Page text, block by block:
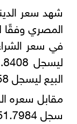
شهد سعر
المصري وفقًا
البيع ليسجل 52.1858 جنيه.‎
سجل 51.7984 ‏شراء، 52.2631 بيع‎.‎